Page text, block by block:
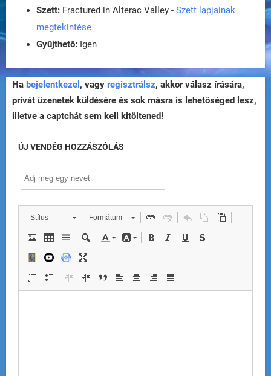
Szett: Fractured in Alterac Valley - Szett lapjainak
megtekintése
Gyűjthető: Igen
Ha bejelentkezel , vagy regisztrálsz, akkor válasz írására,
privát üzenetek küldésére és sok másra is lehetőséged lesz,
illetve a captchát sem kell kitöltened!
ÚJ VENDÉG HOZZÁSZÓLÁS
Stílus Formátum